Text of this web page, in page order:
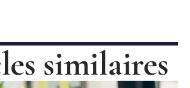
similaires